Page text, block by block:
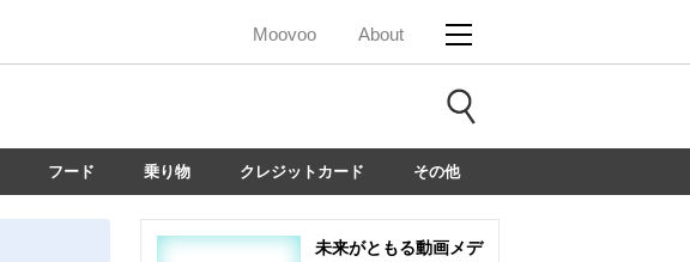
Moovoo About
フード 乗り物 クレジットカード その他
未来がともる動画メデ